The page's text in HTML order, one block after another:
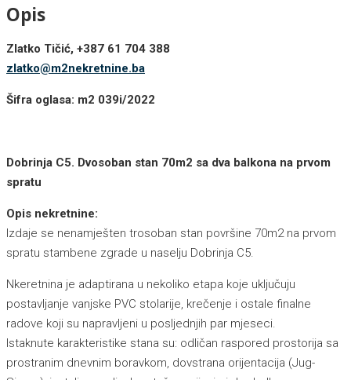
Opis
Zlatko Tičić, +387 61 704 388
zlatko@m2nekretnine.ba
Šifra oglasa: m2 039i/2022
Dobrinja C5. Dvosoban stan 70m2 sa dva balkona na prvom
spratu
Opis nekretnine:
Izdaje se nenamješten trosoban stan površine 70m2 na prvom
spratu stambene zgrade u naselju Dobrinja C5.
Nkeretnina je adaptirana u nekoliko etapa koje uključuju
postavljanje vanjske PVC stolarije, krečenje i ostale finalne
radove koji su napravljeni u posljednjih par mjeseci.
Istaknute karakteristike stana su: odličan raspored prostorija sa
prostranim dnevnim boravkom, dovstrana orijentacija (Jug-